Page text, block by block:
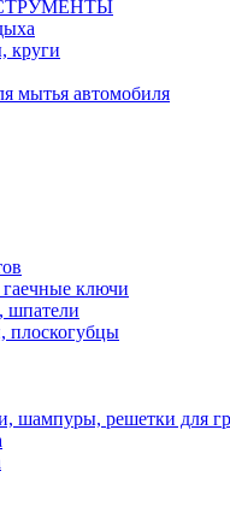
круги
мытья автомобиля
ключи
шпатели
плоскогубцы
шампуры, решетки для